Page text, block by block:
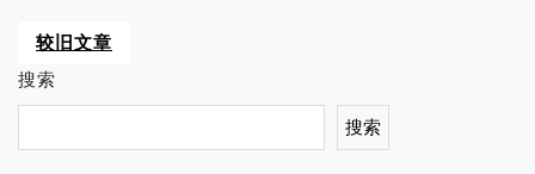
较旧文章
搜索
搜索